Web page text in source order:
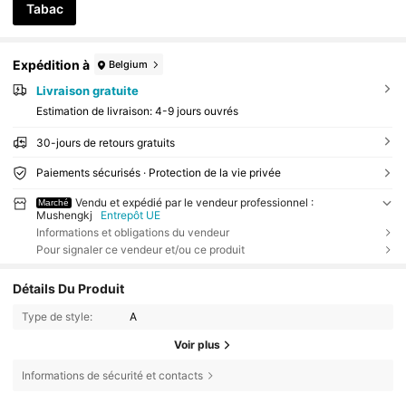
Tabac
Expédition à Belgium
Livraison gratuite
Estimation de livraison: 4-9 jours ouvrés
30-jours de retours gratuits
Paiements sécurisés · Protection de la vie privée
Marché
Vendu et expédié par le vendeur professionnel :
Mushengkj
Entrepôt UE
Informations et obligations du vendeur
Pour signaler ce vendeur et/ou ce produit
Détails Du Produit
Type de style: A
Voir plus
Informations de sécurité et contacts